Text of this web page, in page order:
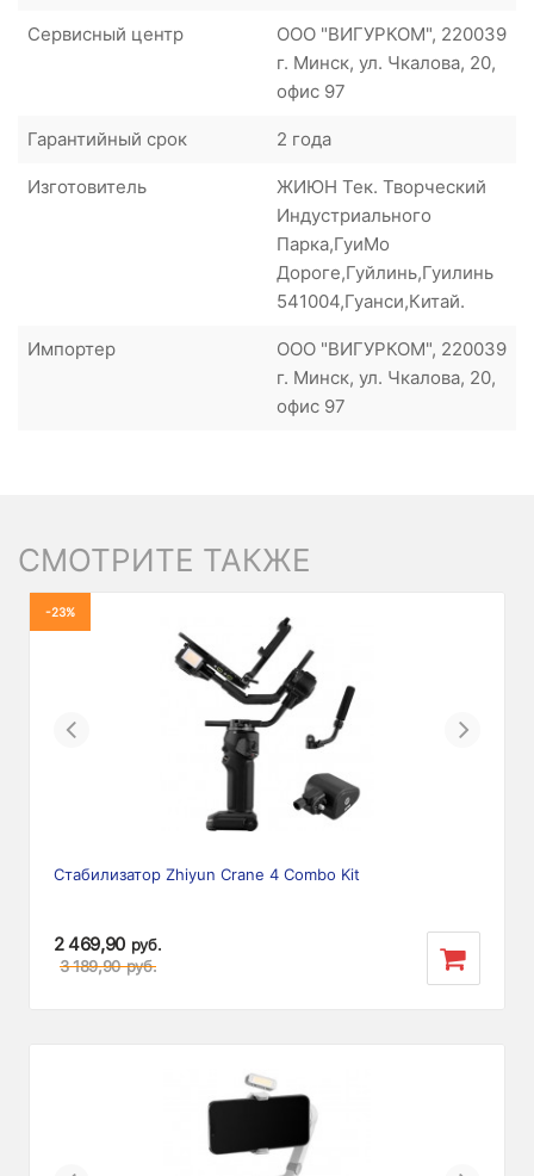
Сервисный центр
ООО "ВИГУРКОМ", 220039
г. Минск, ул. Чкалова, 20,
офис 97
Гарантийный срок 2 года
Изготовитель
ЖИЮН Тек. Творческий
Индустриального
Парка,ГуиМо
Дороге,Гуйлинь,Гуилинь
541004,Гуанси,Китай.
Импортер
ООО "ВИГУРКОМ", 220039
г. Минск, ул. Чкалова, 20,
офис 97
СМОТРИТЕ ТАКЖЕ
-23%
Previous Next
Стабилизатор Zhiyun Crane 4 Combo Kit
2 469,90 руб.
3 189,90 руб.